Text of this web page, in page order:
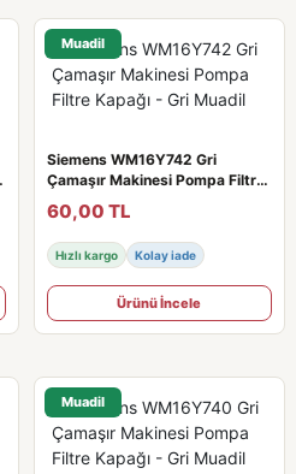
Muadil
Siemens WM16Y742 Gri
Çamaşır Makinesi Pompa Filtre
60,00 TL
Hızlı kargo Kolay iade
Ürünü İncele
Muadil